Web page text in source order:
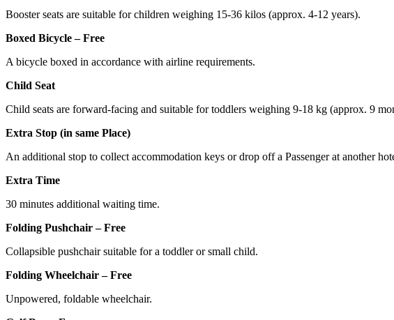
Booster seats are suitable for children weighing 15-36 kilos (approx. 4-12 years).
Boxed Bicycle – Free
A bicycle boxed in accordance with airline requirements.
Child Seat
Child seats are forward-facing and suitable for toddlers weighing 9-18 kg (approx. 9
Extra Stop (in same Place)
An additional stop to collect accommodation keys or drop off a Passenger at another
Extra Time
30 minutes additional waiting time.
Folding Pushchair – Free
Collapsible pushchair suitable for a toddler or small child.
Folding Wheelchair – Free
Unpowered, foldable wheelchair.